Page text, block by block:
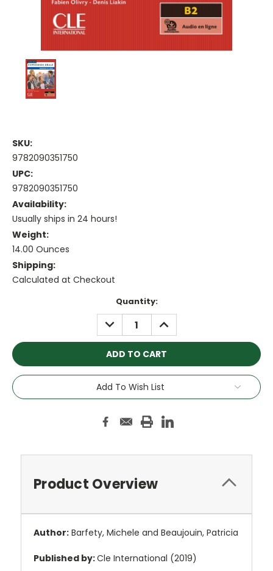
SKU:
9782090351750
UPC:
9782090351750
Availability:
Usually ships in 24 hours!
Weight:
14.00 Ounces
Shipping:
Calculated at Checkout
Quantity:
DECREASE
QUANTITY:
INCREASE
QUANTITY:
Add To Wish List
Product Overview
Author: Barfety, Michele and Beaujouin, Patricia
Published by:Cle International (2019)